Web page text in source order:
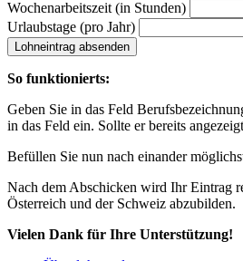
Wochenarbeitszeit (in Stunden)
Urlaubstage (pro Jahr)
Lohneintrag absenden
So funktionierts:
Geben Sie in das Feld
in das Feld ein. Sollte er bereits
Befüllen Sie nun nach einander
Nach dem Abschicken wird Ihr Eintrag
Österreich und der Schweiz abzubilden.
Vielen Dank für Ihre Unterstützung!